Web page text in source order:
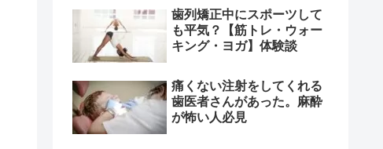
歯列矯正中にスポーツして
も平気？【筋トレ・ウォー
キング・ヨガ】体験談
痛くない注射をしてくれる
歯医者さんがあった。麻酔
が怖い人必見